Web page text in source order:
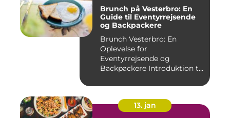
Brunch på Vesterbro: En
Guide til Eventyrrejsende
og Backpackere
Brunch Vesterbro: En
Oplevelse for
Eventyrrejsende og
Backpackere Introduktion til
13. jan